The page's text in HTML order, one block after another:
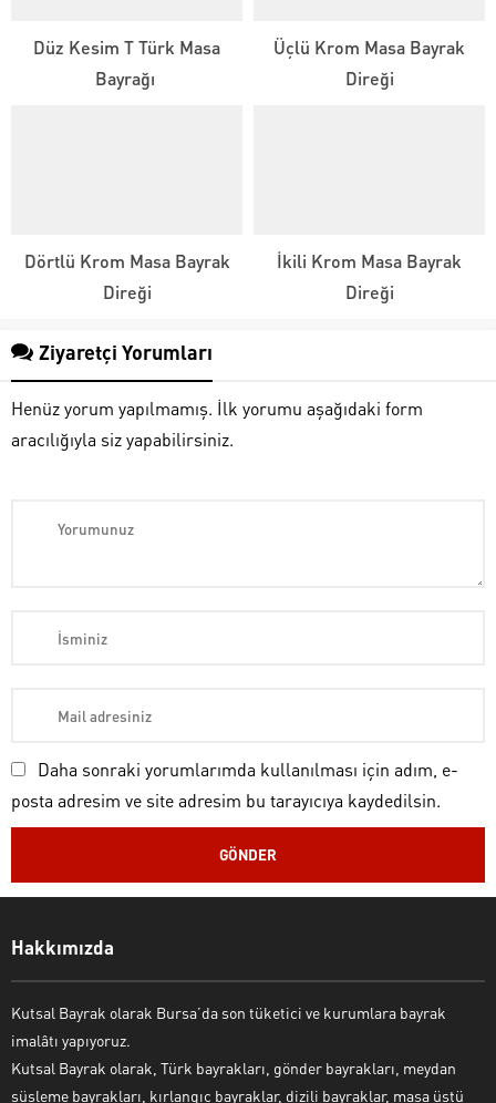
Düz Kesim T Türk Masa
Bayrağı
Üçlü Krom Masa Bayrak
Direği
Dörtlü Krom Masa Bayrak
Direği
İkili Krom Masa Bayrak
Direği
Ziyaretçi Yorumları
Henüz yorum yapılmamış. İlk yorumu aşağıdaki form
aracılığıyla siz yapabilirsiniz.
Daha sonraki yorumlarımda kullanılması için adım, e-
posta adresim ve site adresim bu tarayıcıya kaydedilsin.
Hakkımızda
Kutsal Bayrak olarak Bursa’da son tüketici ve kurumlara bayrak
imalâtı yapıyoruz.
Kutsal Bayrak olarak, Türk bayrakları, gönder bayrakları, meydan
süsleme bayrakları, kırlangıç bayraklar, dizili bayraklar, masa üstü